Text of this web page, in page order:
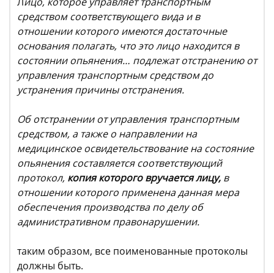
средством соответствующего вида и в
отношении которого имеются достаточные
основания полагать, что это лицо находится в
состоянии опьянения… подлежат отстранению от
управления транспортным средством до
устранения причины отстранения.
Об отстранении от управления транспортным
средством, а также о направлении на
медицинское освидетельствование на состояние
опьянения составляется соответствующий
протокол, копия которого вручается лицу, в
отношении которого применена данная мера
обеспечения производства по делу об
административном правонарушении.
таким образом, все поименованные протоколы
должны быть.